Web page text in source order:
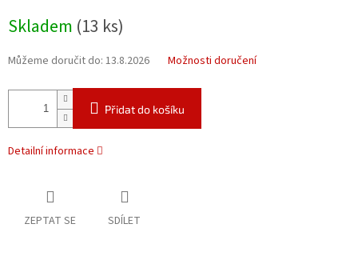
cena:
Skladem (13 ks)
Můžeme doručit do: 13.8.2026 Možnosti doručení
Přidat do košíku
Detailní informace
ZEPTAT SE SDÍLET